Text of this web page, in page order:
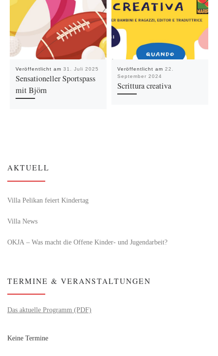
Veröffentlicht am 31. Juli 2025
Sensationeller Sportspass
mit Björn
Veröffentlicht am 22.
September 2024
Scrittura creativa
AKTUELL
Villa Pelikan feiert Kindertag
Villa News
OKJA – Was macht die Offene Kinder- und Jugendarbeit?
TERMINE & VERANSTALTUNGEN
Das aktuelle Programm (PDF)
Keine Termine